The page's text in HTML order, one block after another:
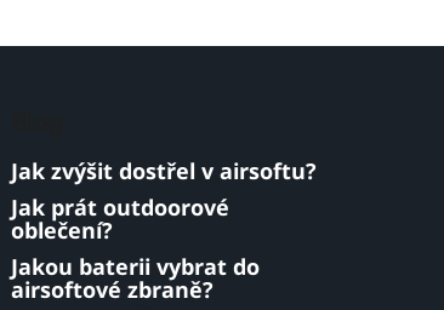
Jak zvýšit dostřel v airsoftu?
Jak prát outdoorové
oblečení?
Jakou baterii vybrat do
airsoftové zbraně?